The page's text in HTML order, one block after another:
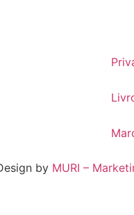
by MURI –